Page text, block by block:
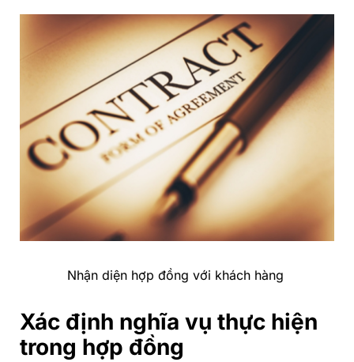
Nhận diện hợp đồng với khách hàng
Xác định nghĩa vụ thực hiện
trong hợp đồng